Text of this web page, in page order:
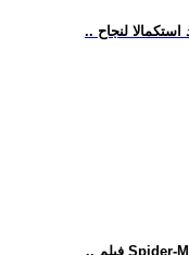
لنجاح